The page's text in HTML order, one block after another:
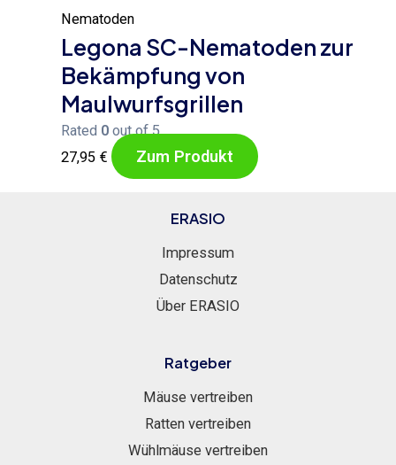
Nematoden
Legona SC-Nematoden zur
Bekämpfung von
Maulwurfsgrillen
Rated 0 out of 5
27,95 € Zum Produkt
ERASIO
Impressum
Datenschutz
Über ERASIO
Ratgeber
Mäuse vertreiben
Ratten vertreiben
Wühlmäuse vertreiben